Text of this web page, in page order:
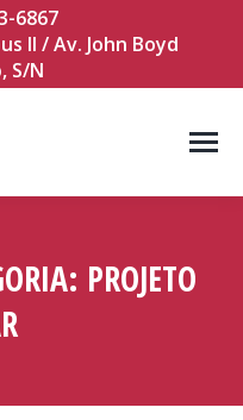
6867
II / Av. John Boyd
S/N
PROJETO